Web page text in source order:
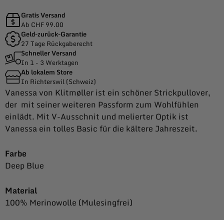
Gratis Versand
Ab CHF 99.00
Geld-zurück-Garantie
27 Tage Rückgaberecht
Schneller Versand
In 1 - 3 Werktagen
Ab lokalem Store
In Richterswil (Schweiz)
Vanessa von Klitmøller ist ein schöner Strickpullover,
der mit seiner weiteren Passform zum Wohlfühlen
einlädt. Mit V-Ausschnit und melierter Optik ist
Vanessa ein tolles Basic für die kältere Jahreszeit.
Farbe
Deep Blue
Material
100% Merinowolle (Mulesingfrei)